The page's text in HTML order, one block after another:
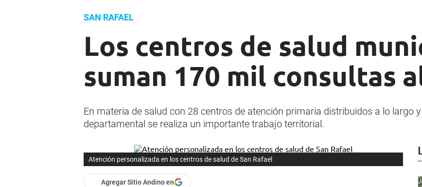
SAN RAFAEL
Los centros de salud
suman 170 mil consultas
En materia de salud con 28 centros de atención primaria distribuidos a lo largo
departamental se realiza un importante trabajo territorial.
Atención personalizada en los centros de salud de San Rafael
Agregar Sitio Andino en